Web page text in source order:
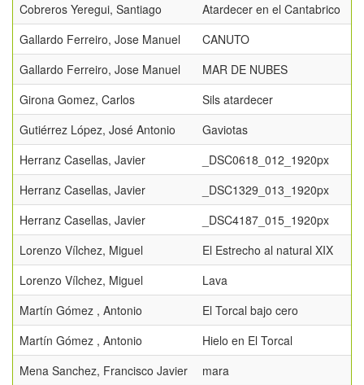
Cobreros Yeregui, Santiago
Atardecer en el Cantabrico
Gallardo Ferreiro, Jose Manuel
CANUTO
Gallardo Ferreiro, Jose Manuel
MAR DE NUBES
Girona Gomez, Carlos
Sils atardecer
Gutiérrez López, José Antonio
Gaviotas
Herranz Casellas, Javier
_DSC0618_012_1920px
Herranz Casellas, Javier
_DSC1329_013_1920px
Herranz Casellas, Javier
_DSC4187_015_1920px
Lorenzo Vílchez, Miguel
El Estrecho al natural XIX
Lorenzo Vílchez, Miguel
Lava
Martín Gómez , Antonio
El Torcal bajo cero
Martín Gómez , Antonio
Hielo en El Torcal
Mena Sanchez, Francisco Javier
mara